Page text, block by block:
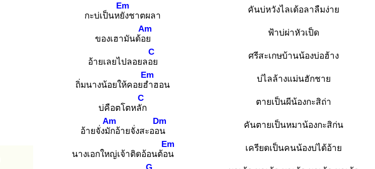
กะบ่เป็นหยัง
Em
ชาตผลา
ของเฮามันด้อย
Am
อ้ายเลยไปลอยลอย
C
ถิ่มนางน้อยให้คอยฮำ
Em
ฮอน
บ่คือตโตหลัก
C
อ้ายจั่งมัก
Am
อ้ายจั่งสะออน
Dm
นางเอกใหญ่เจ้าติดอ้อนต้อน
Em
คันบ่หวังไลเด้อลาลืมง่าย
ฟ้าบ่ผ่าหัวเป็ด
ศรีสะเกษบ้านน้องบ่อฮ้าง
บ่ไลล้างแม่นฮักชาย
ตายเป็นผีน้องกะสิถ่า
คันตายเป็นหมาน้องกะสิก่น
เครียดเป็นคนน้องบ่ได้อ้าย